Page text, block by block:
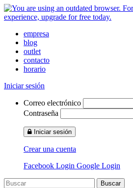
empresa
blog
outlet
contacto
horario
Iniciar sesión
Correo electrónico
Contraseña
Iniciar sesión
Crear una cuenta
Facebook Login Google Login
Buscar